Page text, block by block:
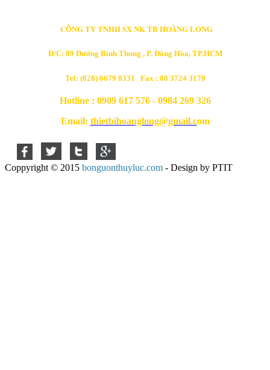
CÔNG TY TNHH SX NK TB HOÀNG LONG
Đ/C: 89 Đường Bình Thung , P. Đông Hòa, TP.HCM
Tel: (028) 6679 8331 Fax : 08 3724 3179
Hotline : 0909 617 576 - 0984 269 326
Email: thietbihoanglong@gmail.com
Coppyright © 2015 bonguonthuyluc.com - Design by PTIT